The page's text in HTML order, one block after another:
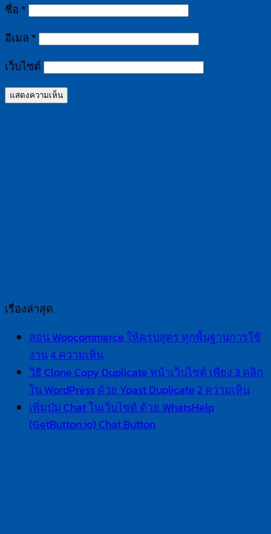
ชื่อ *
อีเมล *
เว็บไซต์
เรื่องล่าสุด
สอน Woocommerce ให้ครบสูตร ทุกพื้นฐานการใช้
งาน4 ความเห็น
วิธี Clone Copy Duplicate หน้าเว็บไซต์ เพียง 3 คลิก
ใน WordPress ด้วย Yoast Duplicate 2 ความเห็น
เพิ่มปุ่ม Chat ในเว็บไซต์ ด้วย WhatsHelp
(GetButton.io) Chat Button